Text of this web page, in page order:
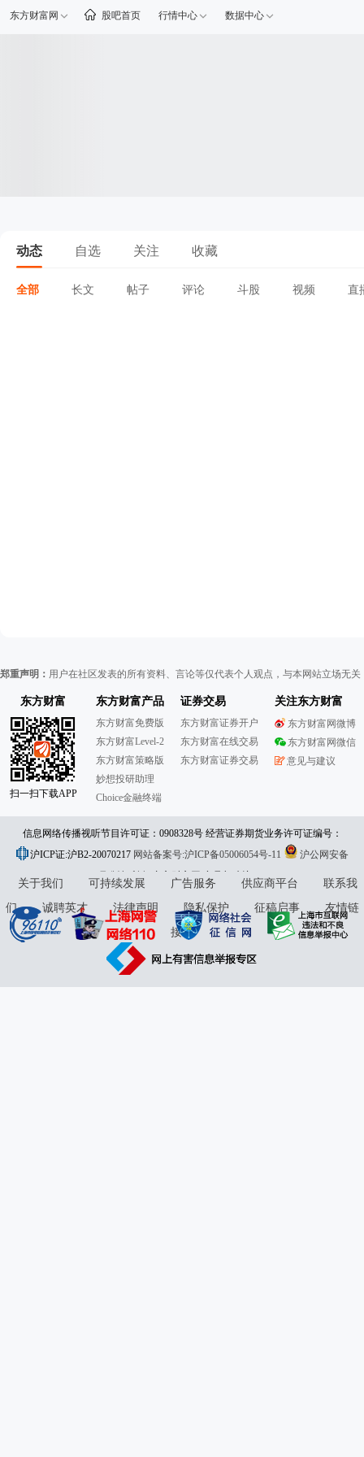
东方财富网 股吧首页 行情中心 数据中心
动态 自选 关注 收藏
全部 长文 帖子 评论 斗股 视频 直
郑重声明： 用户在社区发表的所有资料、言论等仅代表个人观点，与本网站立场无
东方财富
扫一扫下载APP
东方财富产品
东方财富免费版
东方财富Level-2
东方财富策略版
妙想投研助理
Choice金融终端
证券交易
东方财富证券开户
东方财富在线交易
东方财富证券交易
关注东方财富
东方财富网微博
东方财富网微信
意见与建议
信息网络传播视听节目许可证：0908328号 经营证券期货业务许可证编号：
913101046312860336 违法和不良信息举报:021-61278686 举报邮箱：
jubao@eastmoney.com
沪ICP证:沪B2-20070217 网站备案号:沪ICP备05006054号-11
沪公网安备
31010402000120号版权所有:东方财富网意见与建议:4000300059/952500
关于我们 可持续发展 广告服务 供应商平台
联系我
们
诚聘英才 法律声明 隐私保护 征稿启事
友情链
接